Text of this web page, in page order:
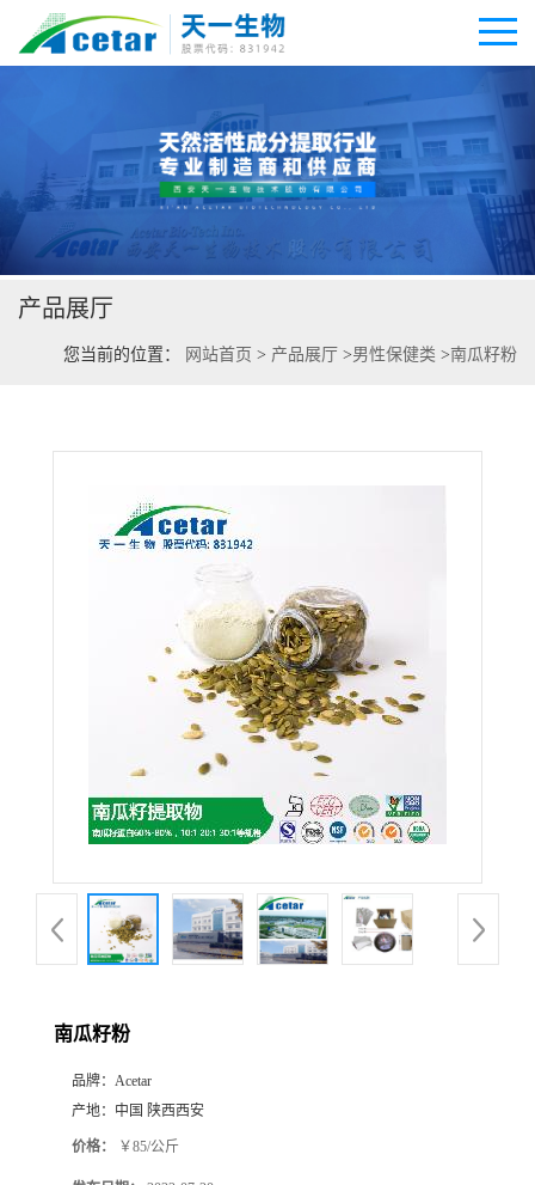
公司首页
公司介绍
公司动态
产品展厅
在线留言
产品展厅
您当前的位置： 网站首页 > 产品展厅 >男性保健类 >南瓜籽粉
南瓜籽粉
品牌： Acetar
产地： 中国 陕西西安
价格： ￥85/公斤